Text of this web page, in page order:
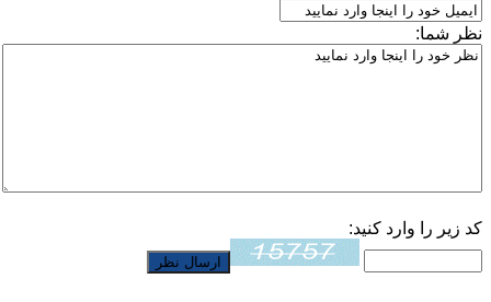
نظر شما:
کد زیر را وارد کنید: